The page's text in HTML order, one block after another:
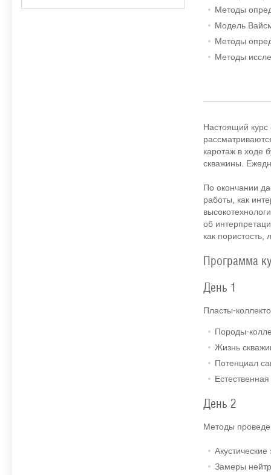
Методы
Модель
Методы
Методы
Настоящий курс
каротаж в ходе
скважины.
По окончании
работы, как
об
как пористость,
Программа
День 1
Пласты-
Породы-
Жизнь
Потенциал
День 2
Методы
Замеры